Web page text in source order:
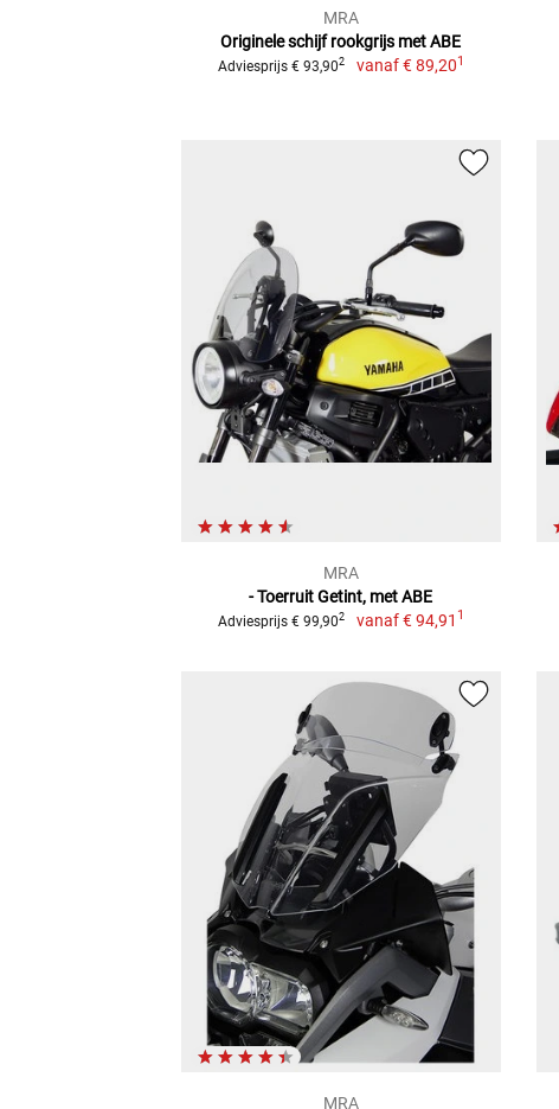
MRA
Originele schijf rookgrijs met ABE
Adviesprijs € 93,902 vanaf€ 89,201
MRA
- Toerruit Getint, met ABE
Adviesprijs € 99,902 vanaf€ 94,91 1
MRA